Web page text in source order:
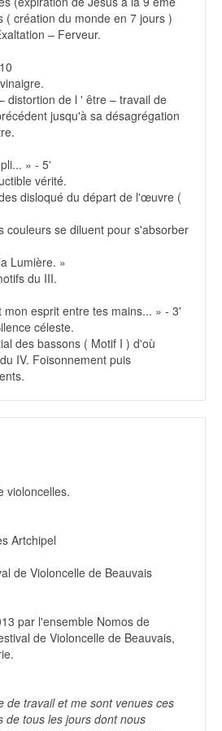
( création du monde en 7 jours )
– Ferveur.
distortion de l ' être – travail de
jusqu'à sa désagrégation
» - 5'
vérité.
disloqué du départ de l'œuvre (
couleurs se diluent pour s'absorber
Lumière. »
du III.
esprit entre tes mains... » - 3'
céleste.
des bassons ( Motif I ) d'où
IV. Foisonnement puis
violoncelles.
Artchipel
de Violoncelle de Beauvais
par l'ensemble Nomos de
de Violoncelle de Beauvais,
de travail et me sont venues ces
de tous les jours dont nous